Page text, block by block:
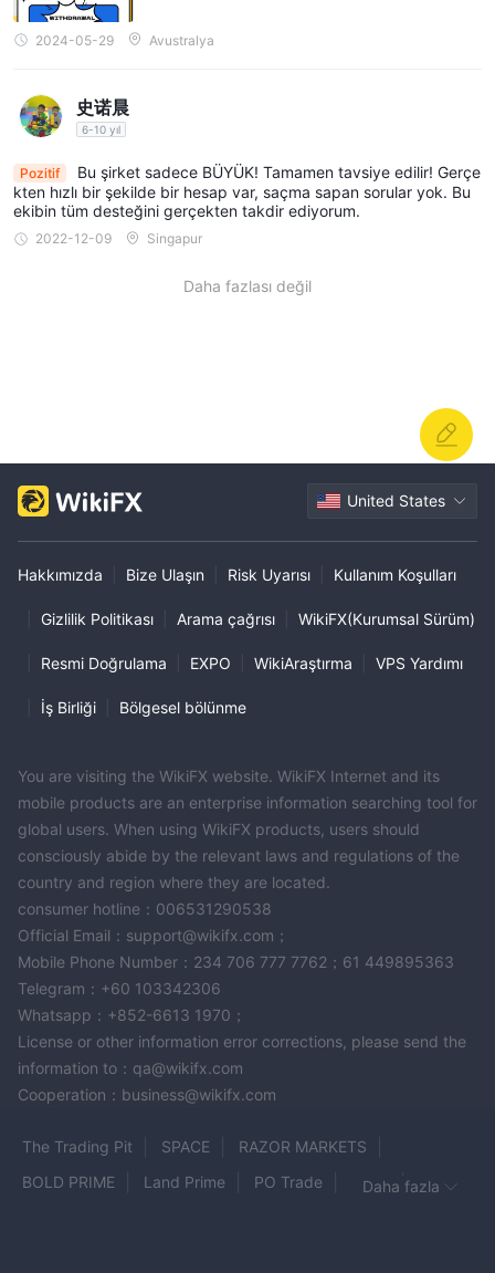
2024-05-29 Avustralya
史诺晨
6-10 yıl
Pozitif
Bu şirket sadece BÜYÜK! Tamamen tavsiye edilir! Gerçe
kten hızlı bir şekilde bir hesap var, saçma sapan sorular yok. Bu
ekibin tüm desteğini gerçekten takdir ediyorum.
2022-12-09 Singapur
Daha fazlası değil
United States
Hakkımızda Bize Ulaşın Risk Uyarısı Kullanım Koşulları
Gizlilik Politikası Arama çağrısı WikiFX(Kurumsal Sürüm)
Resmi Doğrulama EXPO WikiAraştırma VPS Yardımı
İş Birliği Bölgesel bölünme
You are visiting the WikiFX website. WikiFX Internet and its
mobile products are an enterprise information searching tool for
global users. When using WikiFX products, users should
consciously abide by the relevant laws and regulations of the
country and region where they are located.
consumer hotline：006531290538
Official Email：support@wikifx.com；
Mobile Phone Number：234 706 777 7762；61 449895363
Telegram：+60 103342306
Whatsapp：+852-6613 1970；
License or other information error corrections, please send the
information to：qa@wikifx.com
Cooperation：business@wikifx.com
The Trading Pit SPACE
RAZOR MARKETS
BOLD PRIME
Land Prime PO Trade
INZO
Daha fazla